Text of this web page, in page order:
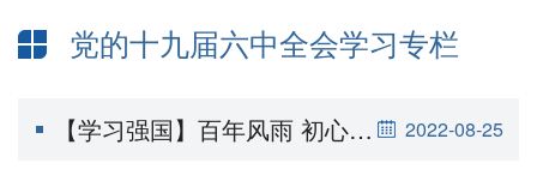
党的十九届六中全会学习专栏
2022-08-25
【学习强国】百年风雨 初心如一——巩茹敏宣讲